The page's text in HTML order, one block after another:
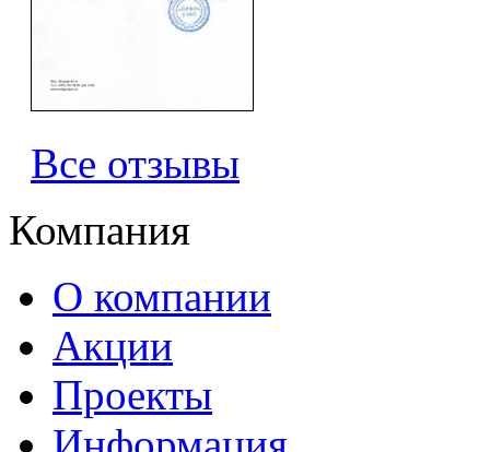
Все отзывы
Компания
О компании
Акции
Проекты